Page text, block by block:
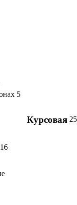
5
Курсовая 25